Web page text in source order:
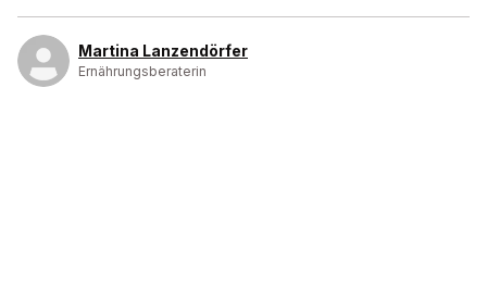
Martina Lanzendörfer
Ernährungsberaterin